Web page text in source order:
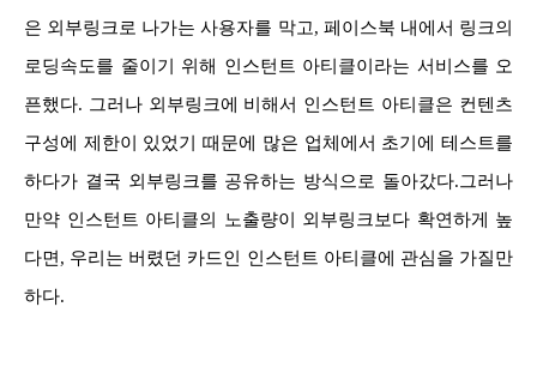
은 외부링크로 나가는 사용자를 막고, 페이스북 내에서 링크의
로딩속도를 줄이기 위해 인스턴트 아티클이라는 서비스를 오
픈했다. 그러나 외부링크에 비해서 인스턴트 아티클은 컨텐츠
구성에 제한이 있었기 때문에 많은 업체에서 초기에 테스트를
하다가 결국 외부링크를 공유하는 방식으로 돌아갔다.그러나
만약 인스턴트 아티클의 노출량이 외부링크보다 확연하게 높
다면, 우리는 버렸던 카드인 인스턴트 아티클에 관심을 가질만
하다.